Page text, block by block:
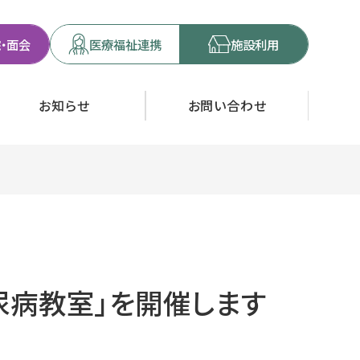
面会 医療福祉連携 施設利用
お知らせ お問い合わせ
病教室」を開催します